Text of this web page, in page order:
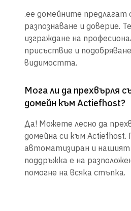
.ee домейните предлагат
разпознаване и доверие.
изграждане на
присъствие и
видимостта.
Мога ли да прехвърля
домейн към Actiefhost?
Да! Можете лесно да
домейна си към
автоматизиран и нашият
поддръжка е на
помогне на всяка стъпка.